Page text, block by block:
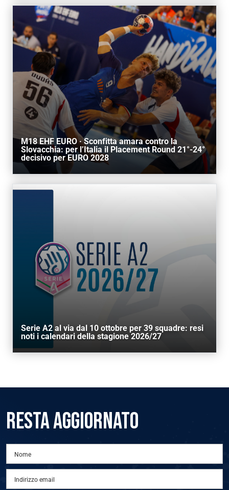
M18 EHF EURO · Sconfitta amara contro la
Slovacchia: per l’Italia il Placement Round 21°-24°
decisivo per EURO 2028
Serie A2 al via dal 10 ottobre per 39 squadre: resi
noti i calendari della stagione 2026/27
RESTA AGGIORNATO